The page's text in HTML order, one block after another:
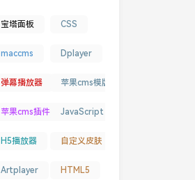
宝塔面板 CSS
maccms Dplayer
弹幕播放器 苹果cms模版
苹果cms插件 JavaScript
H5播放器 自定义皮肤
Artplayer HTML5